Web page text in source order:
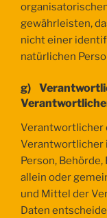
gewährleisten,
nicht einer
natürlichen
g)
Verantwortlicher
Verantwortlicher
Person,
allein oder
und Mittel der
Daten